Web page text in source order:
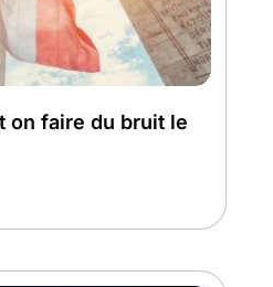
on faire du bruit le